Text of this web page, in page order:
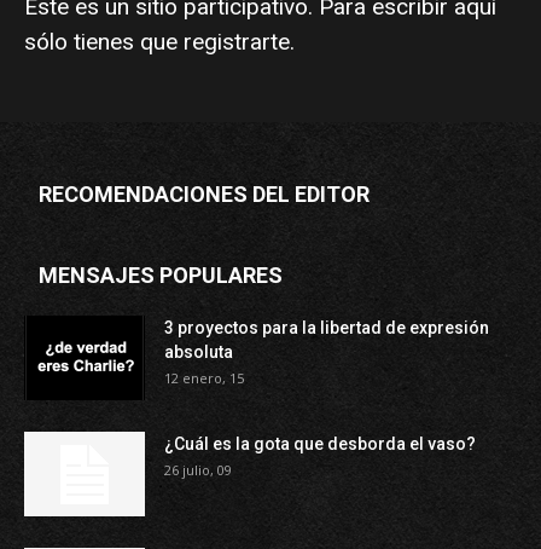
Este es un sitio participativo. Para escribir aquí
sólo tienes que registrarte.
RECOMENDACIONES DEL EDITOR
MENSAJES POPULARES
3 proyectos para la libertad de expresión
absoluta
12 enero, 15
¿Cuál es la gota que desborda el vaso?
26 julio, 09